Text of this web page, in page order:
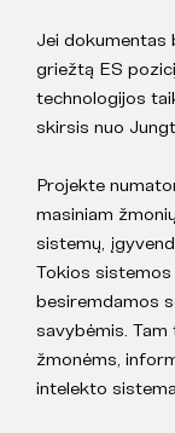
Jei dokumentas
griežtą ES
technologijos
skirsis nuo
Projekte
masiniam
sistemų,
Tokios
besiremdamos
savybėmis.
žmonėms,
intelekto